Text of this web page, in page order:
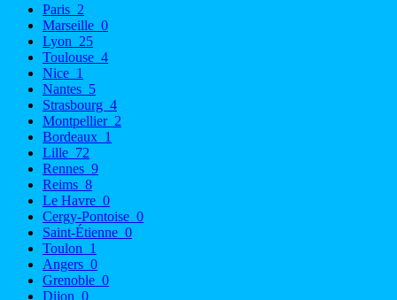
Paris 2
Marseille 0
Lyon 25
Toulouse 4
Nice 1
Nantes 5
Strasbourg 4
Montpellier 2
Bordeaux 1
Lille 72
Rennes 9
Reims 8
Le Havre 0
Cergy-Pontoise 0
Saint-Étienne 0
Toulon 1
Angers 0
Grenoble 0
Dijon 0